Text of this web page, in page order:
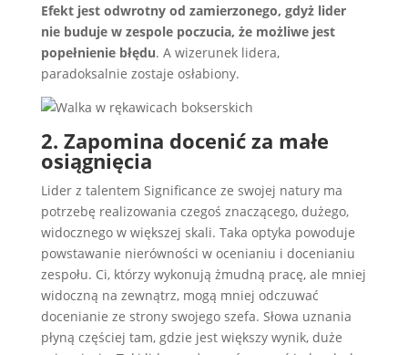
Efekt jest odwrotny od zamierzonego, gdyż lider
nie buduje w zespole poczucia, że możliwe jest
popełnienie błędu. A wizerunek lidera,
paradoksalnie zostaje osłabiony.
2. Zapomina docenić za małe
osiągnięcia
Lider z talentem Significance ze swojej natury ma
potrzebę realizowania czegoś znaczącego, dużego,
widocznego w większej skali. Taka optyka powoduje
powstawanie nierówności w ocenianiu i docenianiu
zespołu. Ci, którzy wykonują żmudną pracę, ale mniej
widoczną na zewnątrz, mogą mniej odczuwać
docenianie ze strony swojego szefa. Słowa uznania
płyną częściej tam, gdzie jest większy wynik, duże